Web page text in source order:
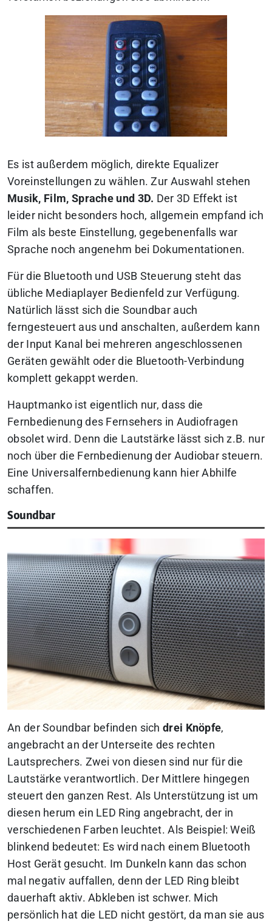
Es ist außerdem möglich, direkte Equalizer
Voreinstellungen zu wählen. Zur Auswahl stehen
Musik, Film, Sprache und 3D. Der 3D Effekt ist
leider nicht besonders hoch, allgemein empfand ich
Film als beste Einstellung, gegebenenfalls war
Sprache noch angenehm bei Dokumentationen.
Für die Bluetooth und USB Steuerung steht das
übliche Mediaplayer Bedienfeld zur Verfügung.
Natürlich lässt sich die Soundbar auch
ferngesteuert aus und anschalten, außerdem kann
der Input Kanal bei mehreren angeschlossenen
Geräten gewählt oder die Bluetooth-Verbindung
komplett gekappt werden.
Hauptmanko ist eigentlich nur, dass die
Fernbedienung des Fernsehers in Audiofragen
obsolet wird. Denn die Lautstärke lässt sich z.B. nur
noch über die Fernbedienung der Audiobar steuern.
Eine Universalfernbedienung kann hier Abhilfe
schaffen.
Soundbar
An der Soundbar befinden sich drei Knöpfe,
angebracht an der Unterseite des rechten
Lautsprechers. Zwei von diesen sind nur für die
Lautstärke verantwortlich. Der Mittlere hingegen
steuert den ganzen Rest. Als Unterstützung ist um
diesen herum ein LED Ring angebracht, der in
verschiedenen Farben leuchtet. Als Beispiel: Weiß
blinkend bedeutet: Es wird nach einem Bluetooth
Host Gerät gesucht. Im Dunkeln kann das schon
mal negativ auffallen, denn der LED Ring bleibt
dauerhaft aktiv. Abkleben ist schwer. Mich
persönlich hat die LED nicht gestört, da man sie aus